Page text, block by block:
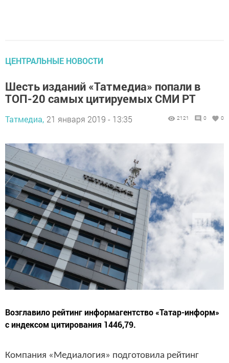
ЦЕНТРАЛЬНЫЕ НОВОСТИ
Шесть изданий «Татмедиа» попали в
ТОП-20 самых цитируемых СМИ РТ
Татмедиа, 21 января 2019 - 13:35 2121 0 0
Возглавило рейтинг информагентство «Татар-информ»
с индексом цитирования 1446,79.
Компания «Медиалогия» подготовила рейтинг